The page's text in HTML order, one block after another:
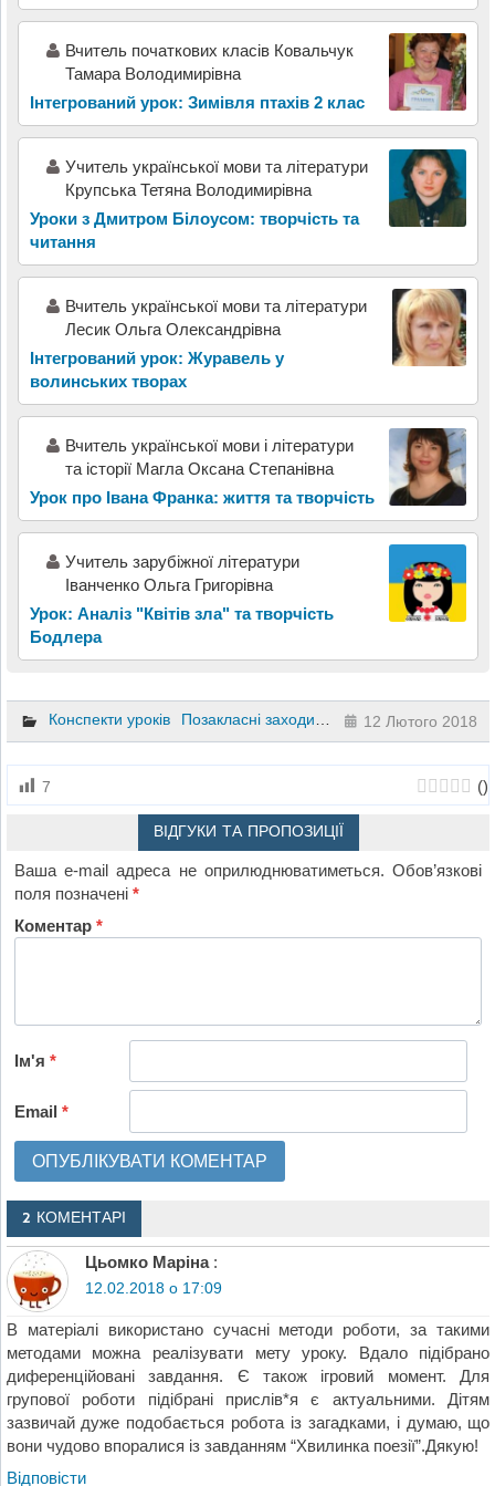
Вчитель початкових класів Ковальчук
Тамара Володимирівна
Інтегрований урок: Зимівля птахів 2 клас
Учитель української мови та літератури
Крупська Тетяна Володимирівна
Уроки з Дмитром Білоусом: творчість та
читання
Вчитель української мови та літератури
Лесик Ольга Олександрівна
Інтегрований урок: Журавель у
волинських творах
Вчитель української мови і літератури
та історії Магла Оксана Степанівна
Урок про Івана Франка: життя та творчість
Учитель зарубіжної літератури
Іванченко Ольга Григорівна
Урок: Аналіз "Квітів зла" та творчість
Бодлера
Конспекти уроків Позакласні заходи Інший Навчання
12 Лютого 2018
7 ()
ВІДГУКИ ТА ПРОПОЗИЦІЇ
Ваша e-mail адреса не оприлюднюватиметься. Обов’язкові
поля позначені*
Коментар*
Ім'я*
Email*
2 КОМЕНТАРІ
Цьомко Маріна :
12.02.2018 о 17:09
В матеріалі використано сучасні методи роботи, за такими
методами можна реалізувати мету уроку. Вдало підібрано
диференційовані завдання. Є також ігровий момент. Для
групової роботи підібрані прислів*я є актуальними. Дітям
зазвичай дуже подобається робота із загадками, і думаю, що
вони чудово впоралися із завданням “Хвилинка поезії”.Дякую!
Відповіcти